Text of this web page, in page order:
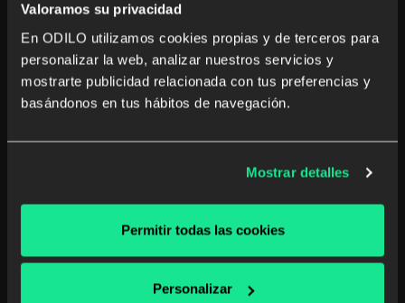
Valoramos su privacidad
En ODILO utilizamos cookies propias y de terceros para
personalizar la web, analizar nuestros servicios y
mostrarte publicidad relacionada con tus preferencias y
basándonos en tus hábitos de navegación.
Mostrar detalles
Permitir todas las cookies
Personalizar
How to Innovate in University
Environments to Transform
Academic Futures
Discover how to foster a culture of innovation in
towards a more creative and disruptive approach.